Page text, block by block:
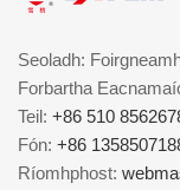
Seoladh:
Forbartha
Teil: +86 510
Fón: +86
Ríomhphost: